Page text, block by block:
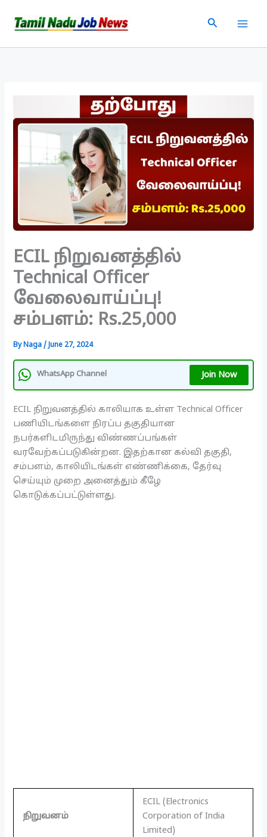
Search
ECIL நிறுவனத்தில்
Technical Officer
வேலைவாய்ப்பு!
சம்பளம்: Rs.25,000
ByNaga/ June 27, 2024
WhatsApp Channel Join Now
ECIL நிறுவனத்தில் காலியாக உள்ள Technical Officer
பணியிடங்களை நிரப்ப தகுதியான
நபர்களிடமிருந்து விண்ணப்பங்கள்
வரவேற்கப்படுகின்றன. இதற்கான கல்வி தகுதி,
சம்பளம், காலியிடங்கள் எண்ணிக்கை, தேர்வு
செய்யும் முறை அனைத்தும் கீழே
கொடுக்கப்பட்டுள்ளது.
நிறுவனம்
ECIL (Electronics
Corporation of India
Limited)